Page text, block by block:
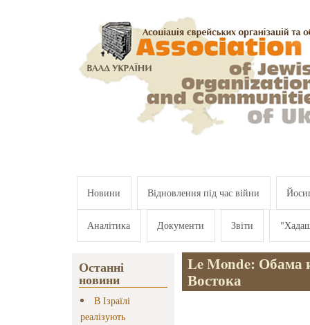
Новини Відновлення під час війни
Аналітика Документи Звіти
Останні
новини
В Ізраїлі
реалізують
Le Monde: Обама
Востока